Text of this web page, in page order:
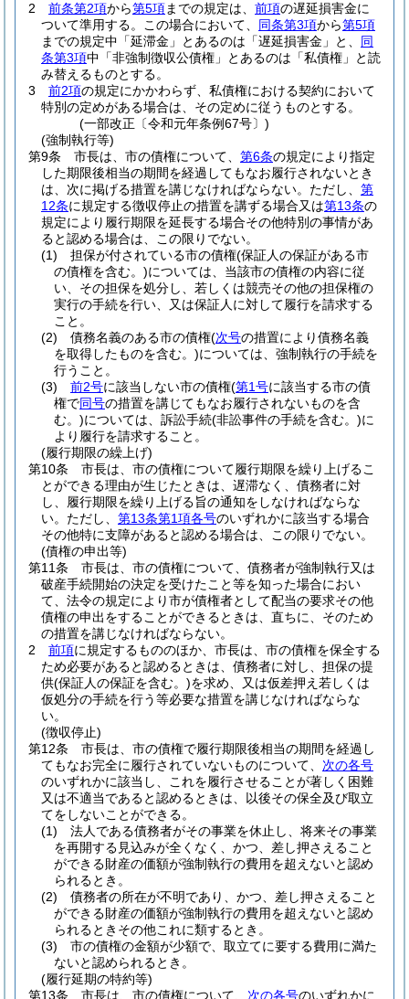
2
前条第2項から第5項までの規定は、 前項の遅延損害金に
ついて準用する。
この場合において、 同条第3項から第5項
までの規定中「延滞金」とあるのは「遅延損害金」と、 同
条第3項中「非強制徴収公債権」とあるのは「私債権」と読
み替えるものとする。
3
前2項の規定にかかわらず、私債権における契約において
特別の定めがある場合は、その定めに従うものとする。
(一部改正〔令和元年条例67号〕)
(強制執行等)
第9条
市長は、市の債権について、 第6条の規定により指定
した期限後相当の期間を経過してもなお履行されないとき
は、次に掲げる措置を講じなければならない。 ただし、 第
12条に規定する徴収停止の措置を講ずる場合又は第13条の
規定により履行期限を延長する場合その他特別の事情があ
ると認める場合は、この限りでない。
(1)
担保が付されている市の債権(保証人の保証がある市
の債権を含む。)については、当該市の債権の内容に従
い、その担保を処分し、若しくは競売その他の担保権の
実行の手続を行い、又は保証人に対して履行を請求する
こと。
(2)
債務名義のある市の債権(次号の措置により債務名義
を取得したものを含む。)については、強制執行の手続を
行うこと。
(3)
前2号に該当しない市の債権(第1号に該当する市の債
権で同号の措置を講じてもなお履行されないものを含
む。)については、訴訟手続(非訟事件の手続を含む。)に
より履行を請求すること。
(履行期限の繰上げ)
第10条
市長は、市の債権について履行期限を繰り上げるこ
とができる理由が生じたときは、遅滞なく、債務者に対
し、履行期限を繰り上げる旨の通知をしなければならな
い。 ただし、 第13条第1項各号のいずれかに該当する場合
その他特に支障があると認める場合は、この限りでない。
(債権の申出等)
第11条
市長は、市の債権について、債務者が強制執行又は
破産手続開始の決定を受けたこと等を知った場合におい
て、法令の規定により市が債権者として配当の要求その他
債権の申出をすることができるときは、直ちに、そのため
の措置を講じなければならない。
2
前項に規定するもののほか、市長は、市の債権を保全する
ため必要があると認めるときは、債務者に対し、担保の提
供(保証人の保証を含む。)を求め、又は仮差押え若しくは
仮処分の手続を行う等必要な措置を講じなければならな
い。
(徴収停止)
第12条
市長は、市の債権で履行期限後相当の期間を経過し
てもなお完全に履行されていないものについて、 次の各号
のいずれかに該当し、これを履行させることが著しく困難
又は不適当であると認めるときは、以後その保全及び取立
てをしないことができる。
(1)
法人である債務者がその事業を休止し、将来その事業
を再開する見込みが全くなく、かつ、差し押さえること
ができる財産の価額が強制執行の費用を超えないと認め
られるとき。
(2)
債務者の所在が不明であり、かつ、差し押さえること
ができる財産の価額が強制執行の費用を超えないと認め
られるときその他これに類するとき。
(3)
市の債権の金額が少額で、取立てに要する費用に満た
ないと認められるとき。
(履行延期の特約等)
第13条
市長は、市の債権について、 次の各号のいずれかに